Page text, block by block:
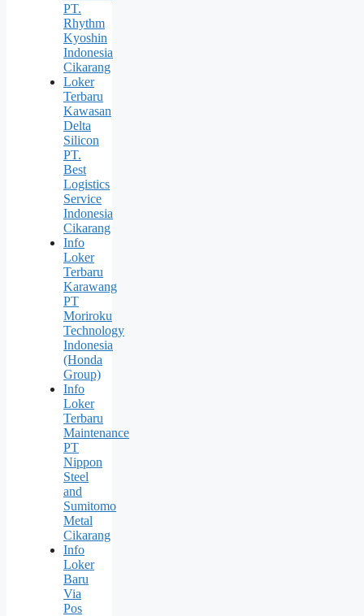
PT.
Rhythm
Kyoshin
Indonesia
Cikarang
Loker
Terbaru
Kawasan
Delta
Silicon
PT.
Best
Logistics
Service
Indonesia
Cikarang
Info
Loker
Terbaru
Karawang
PT
Moriroku
Technology
Indonesia
(Honda
Group)
Info
Loker
Terbaru
Maintenance
PT
Nippon
Steel
and
Sumitomo
Metal
Cikarang
Info
Loker
Baru
Via
Pos